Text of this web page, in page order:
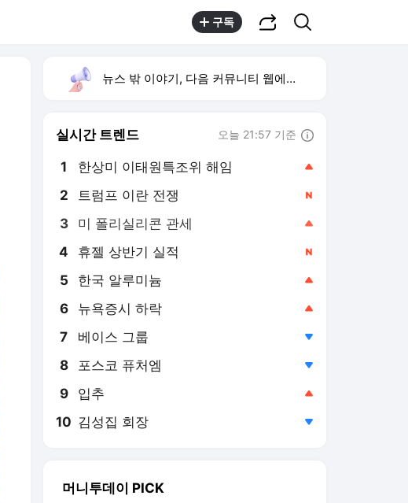
구독
뉴스 밖 이야기, 다음 커뮤니티 웹에서 보기
실시간 트렌드 오늘 21:57 기준
1 한상미 이태원특조위 해임
2 트럼프 이란 전쟁
미 폴리실리콘 관세
4 휴젤 상반기 실적
5 한국 알루미늄
6 뉴욕증시 하락
7 베이스 그룹
8 포스코 퓨처엠
9 입추
10 김성집 회장
머니투데이 PICK